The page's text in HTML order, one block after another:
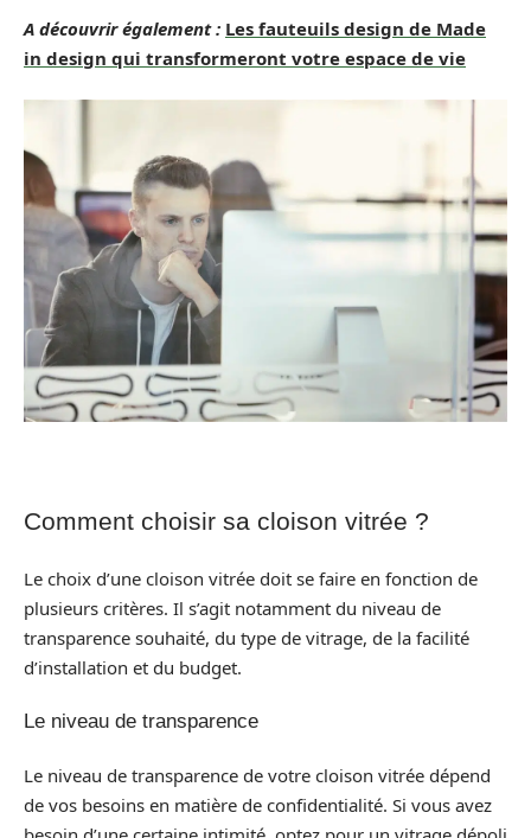
A découvrir également : Les fauteuils design de Made
in design qui transformeront votre espace de vie
Comment choisir sa cloison vitrée ?
Le choix d’une cloison vitrée doit se faire en fonction de
plusieurs critères. Il s’agit notamment du niveau de
transparence souhaité, du type de vitrage, de la facilité
d’installation et du budget.
Le niveau de transparence
Le niveau de transparence de votre cloison vitrée dépend
de vos besoins en matière de confidentialité. Si vous avez